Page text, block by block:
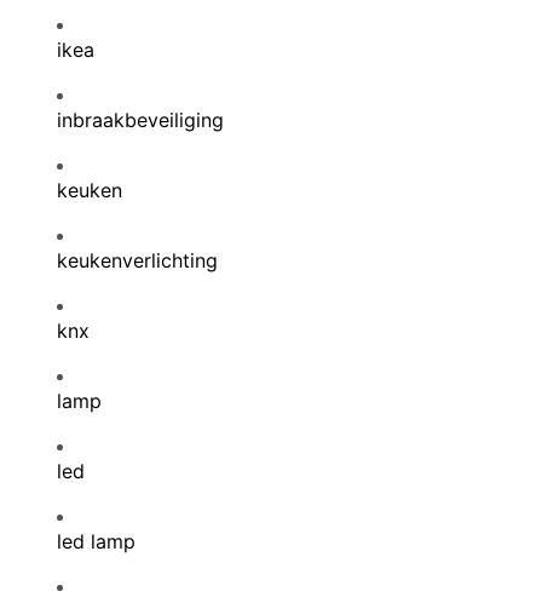
ikea
inbraakbeveiliging
keuken
keukenverlichting
knx
lamp
led
led lamp